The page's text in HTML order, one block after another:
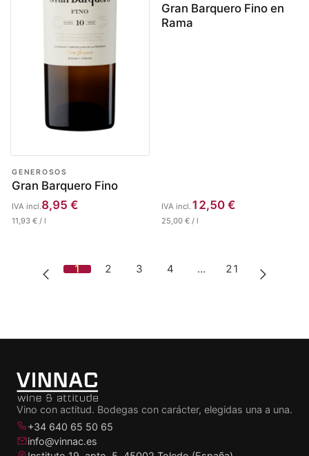
GENEROSOS
Gran Barquero Fino
8,95 €
IVA incl.
11,93 € / l
Gran Barquero Fino en
Rama
12,50€
IVA incl.
25,00€/ l
1 2 3 4 … 21
Vino con actitud. Bodegas con carácter, elegidas una a una.
+34 640 65 50 65
info@vinnac.es